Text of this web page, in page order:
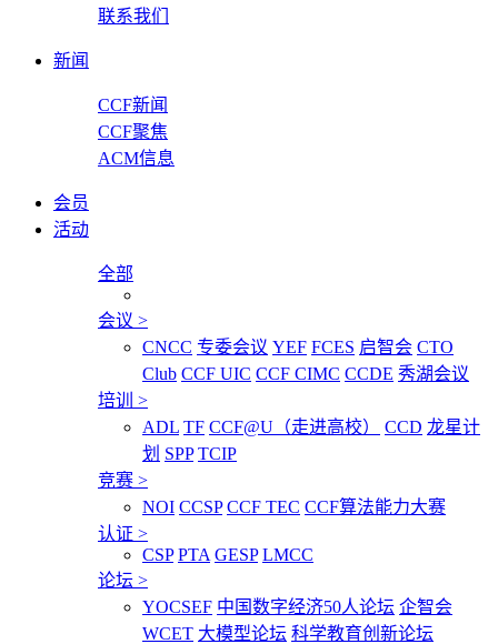
联系我们
新闻
CCF新闻
CCF聚焦
ACM信息
会员
活动
全部
会议 >
CNCC 专委会议 YEF FCES 启智会 CTO
Club CCF UIC CCF CIMC CCDE 秀湖会议
培训 >
ADL TF CCF@U（走进高校） CCD 龙星计
划 SPP TCIP
竞赛 >
NOI CCSP CCF TEC CCF算法能力大赛
认证 >
CSP PTA GESP LMCC
论坛 >
YOCSEF 中国数字经济50人论坛 企智会
WCET 大模型论坛 科学教育创新论坛